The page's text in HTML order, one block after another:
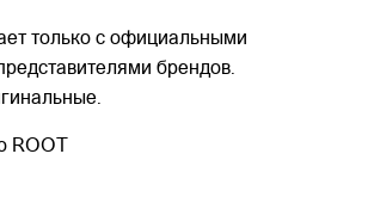
только с официальными
брендов.
ROOT